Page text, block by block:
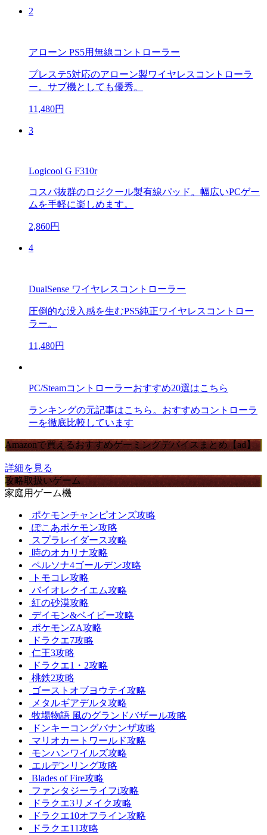
2
アローン PS5用無線コントローラー
プレステ5対応のアローン製ワイヤレスコントローラ
ー。サブ機としても優秀。
11,480円
3
Logicool G F310r
コスパ抜群のロジクール製有線パッド。幅広いPCゲー
ムを手軽に楽しめます。
2,860円
4
DualSense ワイヤレスコントローラー
圧倒的な没入感を生むPS5純正ワイヤレスコントロー
ラー。
11,480円
PC/Steamコントローラーおすすめ20選はこちら
ランキングの元記事はこちら。おすすめコントローラ
ーを徹底比較しています
Amazonで買えるおすすめゲーミングデバイスまとめ【ad】
詳細を見る
攻略取扱いゲーム
家庭用ゲーム機
ポケモンチャンピオンズ攻略
ぽこあポケモン攻略
スプラレイダース攻略
時のオカリナ攻略
ペルソナ4ゴールデン攻略
トモコレ攻略
バイオレクイエム攻略
紅の砂漠攻略
デイモン&ベイビー攻略
ポケモンZA攻略
ドラクエ7攻略
仁王3攻略
ドラクエ1・2攻略
桃鉄2攻略
ゴーストオブヨウテイ攻略
メタルギアデルタ攻略
牧場物語 風のグランドバザール攻略
ドンキーコングバナンザ攻略
マリオカートワールド攻略
モンハンワイルズ攻略
エルデンリング攻略
Blades of Fire攻略
ファンタジーライフi攻略
ドラクエ3リメイク攻略
ドラクエ10オフライン攻略
ドラクエ11攻略